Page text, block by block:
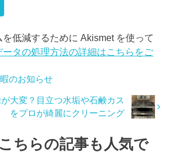
低減するために Akismet を使って
ータの処理方法の詳細はこちらをご
のお知らせ
大変？目立つ水垢や石鹸カス
をプロが綺麗にクリーニング
こちらの記事も人気で